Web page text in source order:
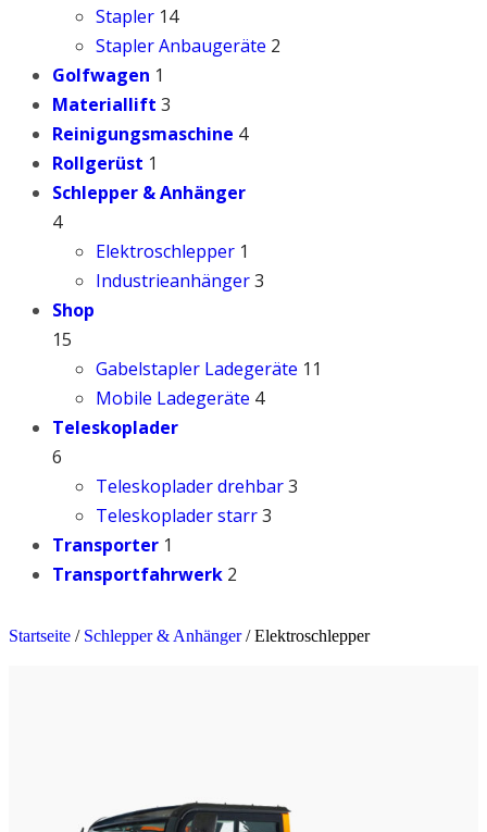
Stapler 14
Stapler Anbaugeräte 2
Golfwagen 1
Materiallift 3
Reinigungsmaschine 4
Rollgerüst 1
Schlepper & Anhänger
4
Elektroschlepper 1
Industrieanhänger3
Shop
15
Gabelstapler Ladegeräte 11
Mobile Ladegeräte 4
Teleskoplader
6
Teleskoplader drehbar3
Teleskoplader starr3
Transporter 1
Transportfahrwerk 2
Startseite / Schlepper & Anhänger/ Elektroschlepper